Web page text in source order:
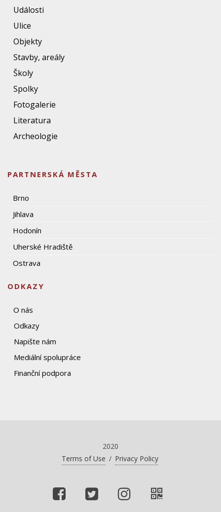
Události
Ulice
Objekty
Stavby, areály
Školy
Spolky
Fotogalerie
Literatura
Archeologie
PARTNERSKÁ MĚSTA
Brno
Jihlava
Hodonín
Uherské Hradiště
Ostrava
ODKAZY
O nás
Odkazy
Napište nám
Mediální spolupráce
Finanční podpora
2020
Terms of Use / Privacy Policy